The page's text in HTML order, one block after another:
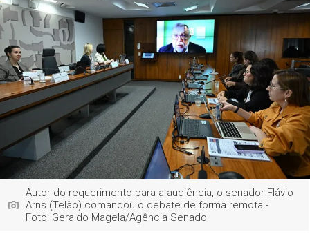
Autor do requerimento para a audiência, o senador Flávio
Arns (Telão) comandou o debate de forma remota -
Foto: Geraldo Magela/Agência Senado